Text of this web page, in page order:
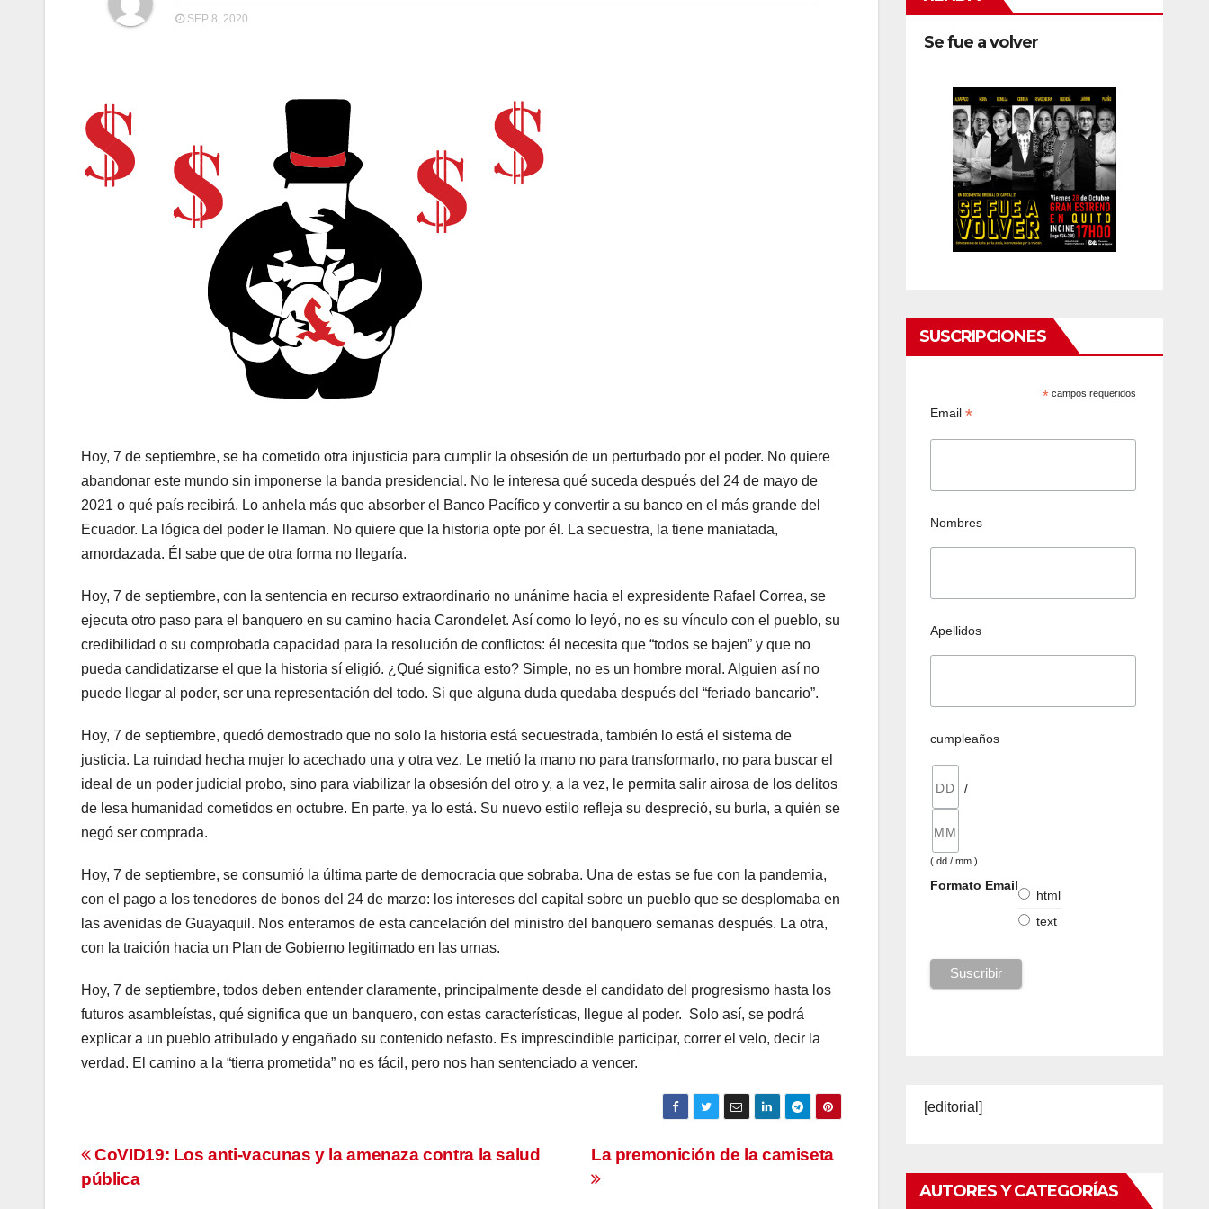
SEP 8, 2020
Hoy, 7 de septiembre, se ha cometido otra injusticia para cumplir la obsesión de un perturbado por el poder. No quiere
abandonar este mundo sin imponerse la banda presidencial. No le interesa qué suceda después del 24 de mayo de
2021 o qué país recibirá. Lo anhela más que absorber el Banco Pacífico y convertir a su banco en el más grande del
Ecuador. La lógica del poder le llaman. No quiere que la historia opte por él. La secuestra, la tiene maniatada,
amordazada. Él sabe que de otra forma no llegaría.
Hoy, 7 de septiembre, con la sentencia en recurso extraordinario no unánime hacia el expresidente Rafael Correa, se
ejecuta otro paso para el banquero en su camino hacia Carondelet. Así como lo leyó, no es su vínculo con el pueblo, su
credibilidad o su comprobada capacidad para la resolución de conflictos: él necesita que “todos se bajen” y que no
pueda candidatizarse el que la historia sí eligió. ¿Qué significa esto? Simple, no es un hombre moral. Alguien así no
puede llegar al poder, ser una representación del todo. Si que alguna duda quedaba después del “feriado bancario”.
Hoy, 7 de septiembre, quedó demostrado que no solo la historia está secuestrada, también lo está el sistema de
justicia. La ruindad hecha mujer lo acechado una y otra vez. Le metió la mano no para transformarlo, no para buscar el
ideal de un poder judicial probo, sino para viabilizar la obsesión del otro y, a la vez, le permita salir airosa de los delitos
de lesa humanidad cometidos en octubre. En parte, ya lo está. Su nuevo estilo refleja su despreció, su burla, a quién se
negó ser comprada.
Hoy, 7 de septiembre, se consumió la última parte de democracia que sobraba. Una de estas se fue con la pandemia,
con el pago a los tenedores de bonos del 24 de marzo: los intereses del capital sobre un pueblo que se desplomaba en
las avenidas de Guayaquil. Nos enteramos de esta cancelación del ministro del banquero semanas después. La otra,
con la traición hacia un Plan de Gobierno legitimado en las urnas.
Hoy, 7 de septiembre, todos deben entender claramente, principalmente desde el candidato del progresismo hasta los
futuros asambleístas, qué significa que un banquero, con estas características, llegue al poder. Solo así, se podrá
explicar a un pueblo atribulado y engañado su contenido nefasto. Es imprescindible participar, correr el velo, decir la
verdad. El camino a la “tierra prometida” no es fácil, pero nos han sentenciado a vencer.
Navegación
de
La premonición de la camiseta
CoVID19: Los anti-vacunas y la amenaza contra la salud
pública
Se fue a volver
SUSCRIPCIONES
* campos requeridos
Email *
Nombres
Apellidos
cumpleaños
/
( dd / mm )
Formato Email
html
text
[editorial]
AUTORES Y CATEGORÍAS